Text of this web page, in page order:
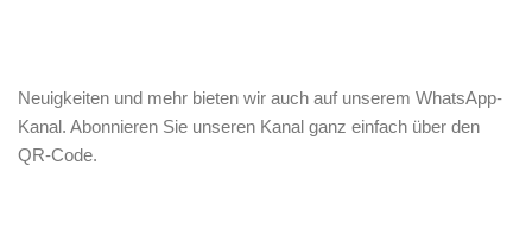
Neuigkeiten und mehr bieten wir auch auf unserem WhatsApp-
Kanal. Abonnieren Sie unseren Kanal ganz einfach über den
QR-Code.